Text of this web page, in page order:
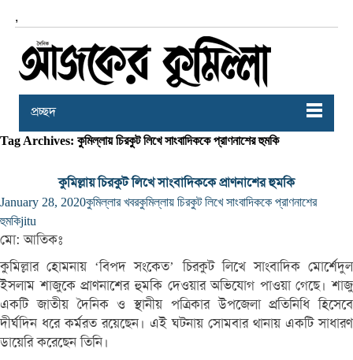
,
প্রচ্ছদ
Tag Archives: কুমিল্লায় চিরকুট লিখে সাংবাদিককে প্রাণনাশের হুমকি
কুমিল্লায় চিরকুট লিখে সাংবাদিককে প্রাণনাশের হুমকি
January 28, 2020কুমিল্লার খবরকুমিল্লায় চিরকুট লিখে সাংবাদিককে প্রাণনাশের
হুমকিjitu
মো: আতিকঃ
কুমিল্লার হোমনায় ‘বিপদ সংকেত’ চিরকুট লিখে সাংবাদিক মোর্শেদুল
ইসলাম শাজুকে প্রাণনাশের হুমকি দেওয়ার অভিযোগ পাওয়া গেছে। শাজু
একটি জাতীয় দৈনিক ও স্থানীয় পত্রিকার উপজেলা প্রতিনিধি হিসেবে
দীর্ঘদিন ধরে কর্মরত রয়েছেন। এই ঘটনায় সোমবার থানায় একটি সাধারণ
ডায়েরি করেছেন তিনি।